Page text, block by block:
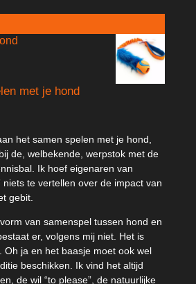
met je hond
het samen spelen met je hond,
de, welbekende, werpstok met de
Ik hoef eigenaren van
niets te vertellen over de impact van
gebit.
van samenspel tussen hond en
er, volgens mij niet. Het is
Oh ja en het baasje moet ook wel
beschikken. Ik vind het altijd
de wil “to please”, de natuurlijke